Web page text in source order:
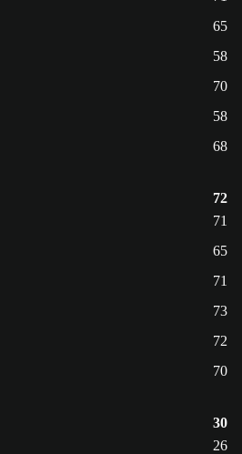
65
58
70
58
68
72
71
65
71
73
72
70
30
26